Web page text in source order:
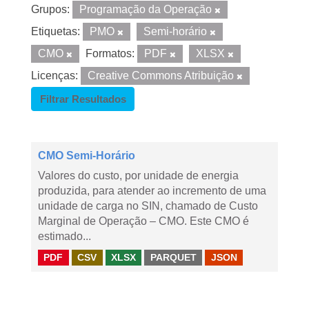
Grupos:
Programação da Operação
Etiquetas:
PMO
Semi-horário
CMO
Formatos: PDF
XLSX
Licenças:
Creative Commons Atribuição
Filtrar Resultados
CMO Semi-Horário
Valores do custo, por unidade de energia
produzida, para atender ao incremento de uma
unidade de carga no SIN, chamado de Custo
Marginal de Operação – CMO. Este CMO é
estimado...
PDF CSV XLSX PARQUET JSON